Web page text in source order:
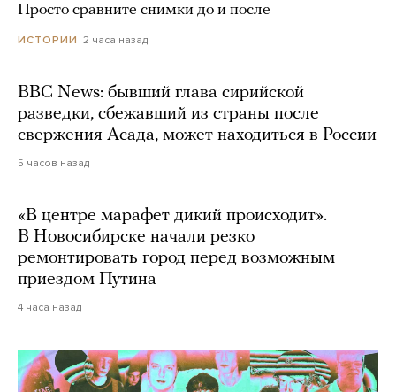
Просто сравните снимки до и после
ИСТОРИИ 2 часа назад
BBC News: бывший глава сирийской
разведки, сбежавший из страны после
свержения Асада, может находиться в России
5 часов назад
«В центре марафет дикий происходит».
В Новосибирске начали резко
ремонтировать город перед возможным
приездом Путина
4 часа назад